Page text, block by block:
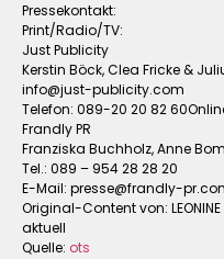
Pressekontakt:
Print/Radio/TV:
Just Publicity
Kerstin Böck, Clea Fricke &
info@just-publicity.com
Telefon: 089-20 20 82
Frandly PR
Franziska Buchholz, Anne
Tel.: 089 – 954 28 28 20
E-Mail: presse@frandly-
Original-Content von:
aktuell
Quelle: ots